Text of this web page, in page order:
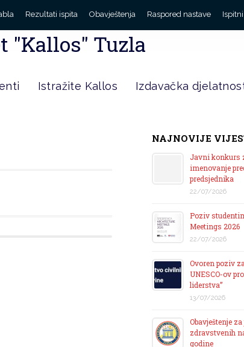
Rezultati ispita Obavještenja Raspored nastave
"Kallos" Tuzla
Istražite Kallos Izdavačka
NAJNOVIJE
Javni konkurs
imenovanje
predsjednika
22/07/2026
Poziv
Meetings 2026
22/07/2026
Ovoren poziv
UNESCO-ov
liderstva”
13/07/2026
Obavještenje
zdravstvenih
godine